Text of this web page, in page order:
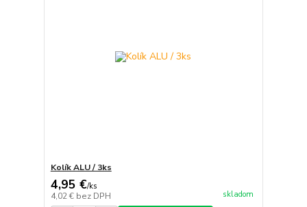
Kolík ALU / 3ks
4,95 €/ks
4,02 € bez DPH skladom